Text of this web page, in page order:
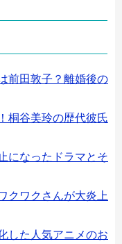
前田敦子？離婚後の
桐谷美玲の歴代彼氏
になったドラマとそ
クワクさんが大炎上
した人気アニメのお